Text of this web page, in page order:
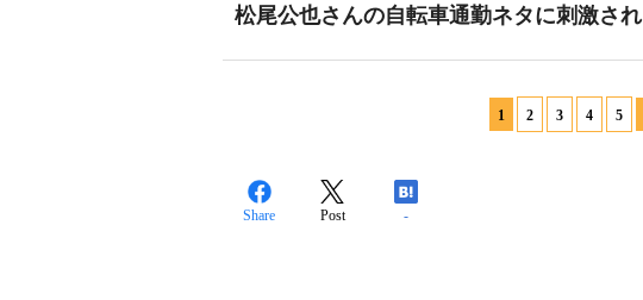
松尾公也さんの自転車通勤ネタに刺激され
1 2 3 4 5
Share Post -